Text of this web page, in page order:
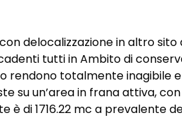
delocalizzazione in altro sito
tutti in Ambito di
rendono totalmente inagibile
su un’area in frana attiva,
di 1716.22 mc a prevalente